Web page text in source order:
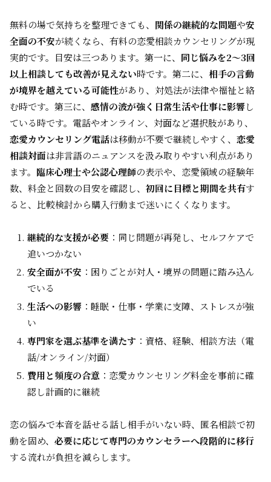
無料の場で気持ちを整理できても、 関係の継続的な問題や安
全面の不安が続くなら、有料の恋愛相談カウンセリングが現
実的です。目安は三つあります。第一に、 同じ悩みを2〜3回
以上相談しても改善が見えない時です。第二に、 相手の言動
が境界を越えている可能性があり、対処法が法律や福祉と絡
む時です。第三に、 感情の波が強く日常生活や仕事に影響し
ている時です。電話やオンライン、対面など選択肢があり、
恋愛カウンセリング電話は移動が不要で継続しやすく、 恋愛
相談対面は非言語のニュアンスを汲み取りやすい利点があり
ます。 臨床心理士や公認心理師の表示や、恋愛領域の経験年
数、料金と回数の目安を確認し、 初回に目標と期間を共有す
ると、比較検討から購入行動まで迷いにくくなります。
継続的な支援が必要 ：同じ問題が再発し、セルフケアで
追いつかない
安全面が不安 ：困りごとが対人・境界の問題に踏み込ん
でいる
生活への影響 ：睡眠・仕事・学業に支障、ストレスが強
い
専門家を選ぶ基準を満たす ：資格、経験、相談方法（電
話/オンライン/対面）
費用と頻度の合意 ：恋愛カウンセリング料金を事前に確
認し計画的に継続
恋の悩みで本音を話せる話し相手がいない時、匿名相談で初
動を固め、 必要に応じて専門のカウンセラーへ段階的に移行
する流れが負担を減らします。